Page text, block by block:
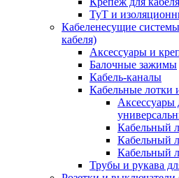
ТуТ и
Кабеленесущие
кабеля)
Аксессуары и
Балочные зажимы
Кабель-каналы
Кабельные лотки
Аксессуары
Кабельный
Кабельный
Кабельный
Трубы и рукава